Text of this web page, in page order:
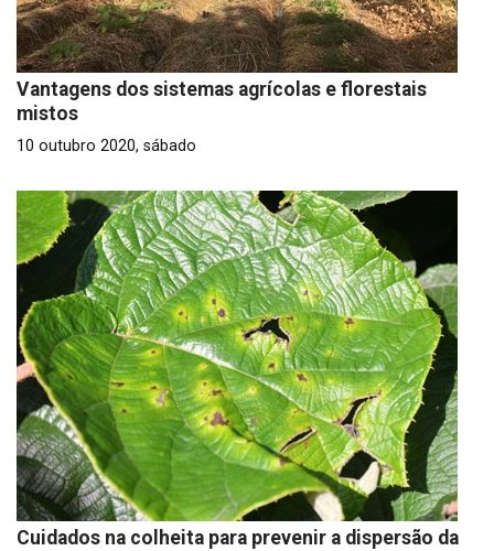
Vantagens dos sistemas agrícolas e florestais
mistos
10 outubro 2020, sábado
Cuidados na colheita para prevenir a dispersão da